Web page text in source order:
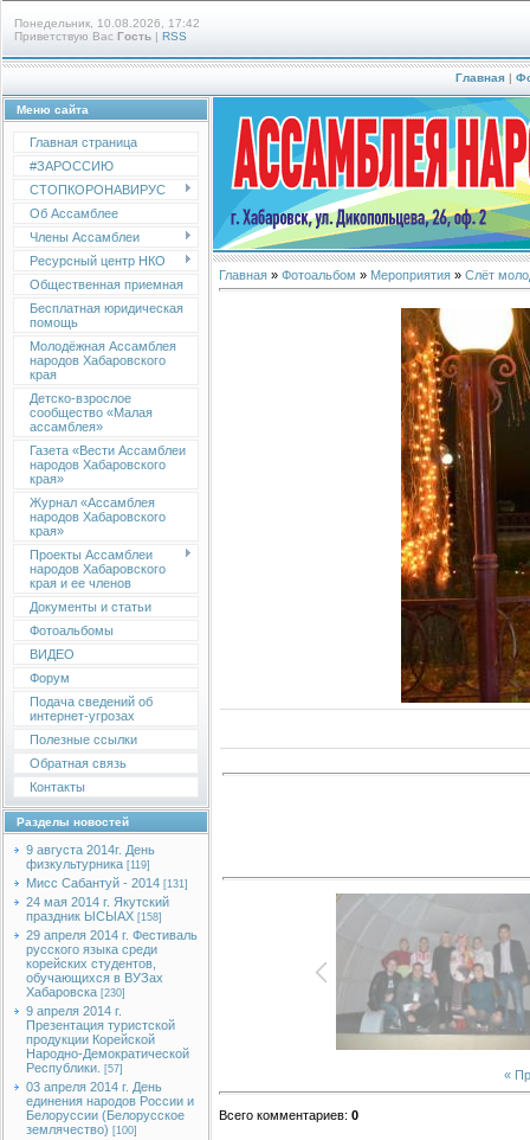
Понедельник, 10.08.2026, 17:42
Приветствую Вас Гость | RSS
Главная |
Меню сайта
Главная страница
#ЗАРОССИЮ
СТОПКОРОНАВИРУС
Об Ассамблее
Члены Ассамблеи
Ресурсный центр НКО
Общественная приемная
Бесплатная юридическая
помощь
Молодёжная Ассамблея
народов Хабаровского
края
Детско-взрослое
сообщество «Малая
ассамблея»
Газета «Вести Ассамблеи
народов Хабаровского
края»
Журнал «Ассамблея
народов Хабаровского
края»
Проекты Ассамблеи
народов Хабаровского
края и ее членов
Документы и статьи
Фотоальбомы
ВИДЕО
Форум
Подача сведений об
интернет-угрозах
Полезные ссылки
Обратная связь
Контакты
Разделы новостей
9 августа 2014г. День
физкультурника [119]
Мисс Сабантуй - 2014 [131]
24 мая 2014 г. Якутский
праздник ЫСЫАХ [158]
29 апреля 2014 г. Фестиваль
русского языка среди
корейских студентов,
обучающихся в ВУЗах
Хабаровска [230]
9 апреля 2014 г.
Презентация туристской
продукции Корейской
Народно-Демократической
Республики.
[57]
03 апреля 2014 г. День
единения народов России и
Белоруссии (Белорусское
землячество) [100]
Главная » Фотоальбом » Мероприятия » Слёт
«
Всего комментариев: 0